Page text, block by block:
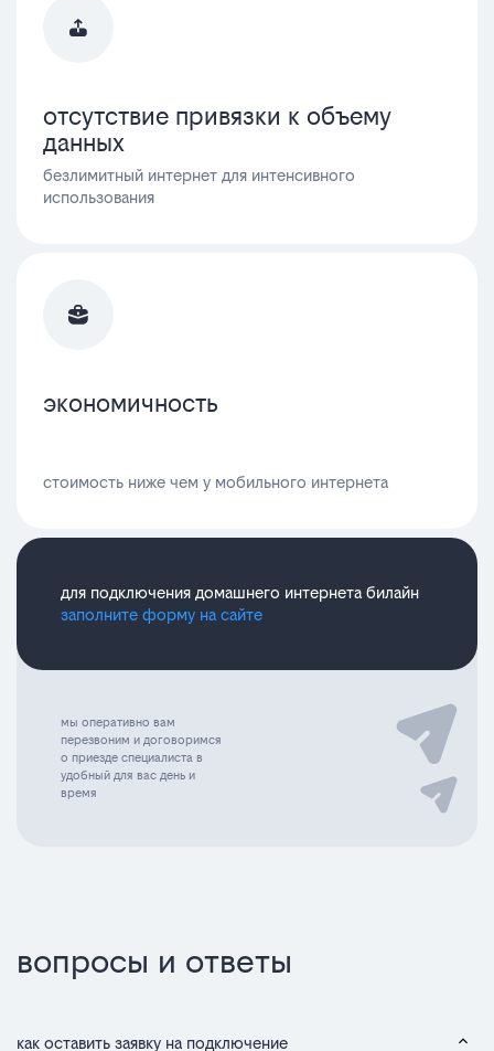
отсутствие привязки к объему
данных
безлимитный интернет для интенсивного
использования
экономичность
стоимость ниже чем у мобильного интернета
для подключения домашнего интернета билайн
заполните форму на сайте
мы оперативно вам
перезвоним и договоримся
о приезде специалиста в
удобный для вас день и
время
вопросы и ответы
как оставить заявку на подключение